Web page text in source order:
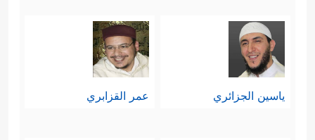
ياسين الجزائري عمر القزابري